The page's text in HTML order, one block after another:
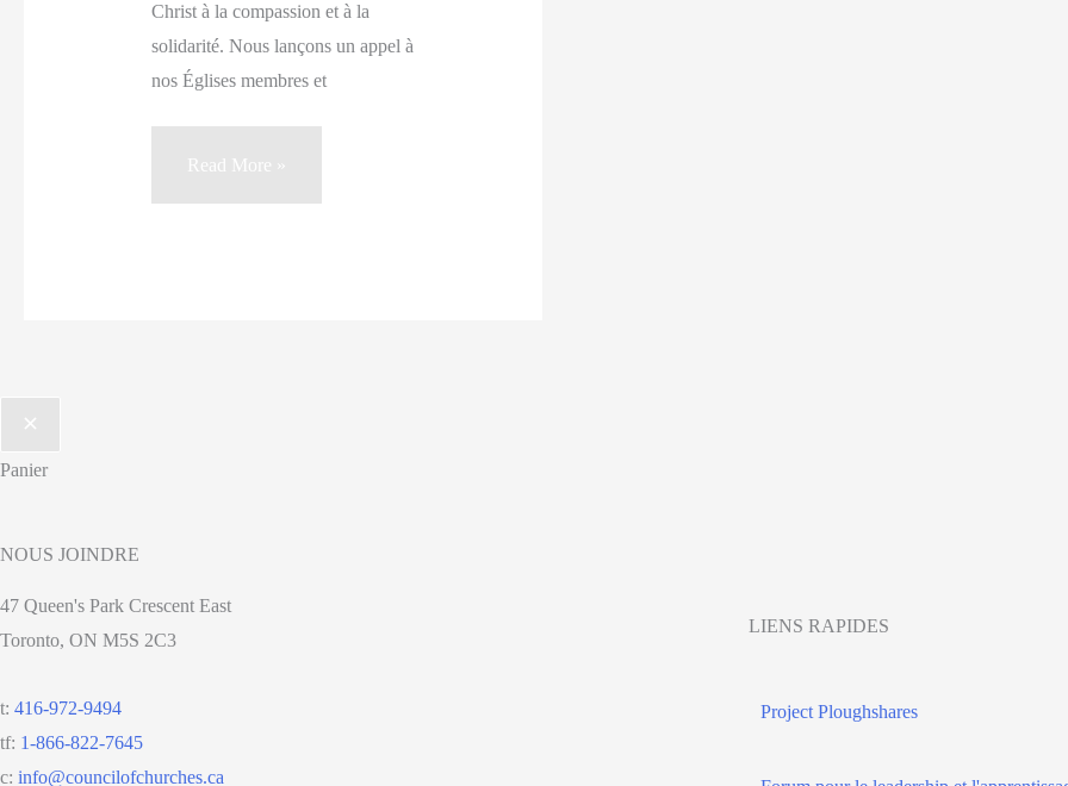
Christ à la compassion et à la
solidarité. Nous lançons un appel à
nos Églises membres et
Appel
des
Read More »
Panier
NOUS JOINDRE
47 Queen's Park Crescent East
Toronto, ON M5S 2C3
t: 416-972-9494
tf: 1-866-822-7645
c: info@councilofchurches.ca
LIENS RAPIDES
Project Ploughshares